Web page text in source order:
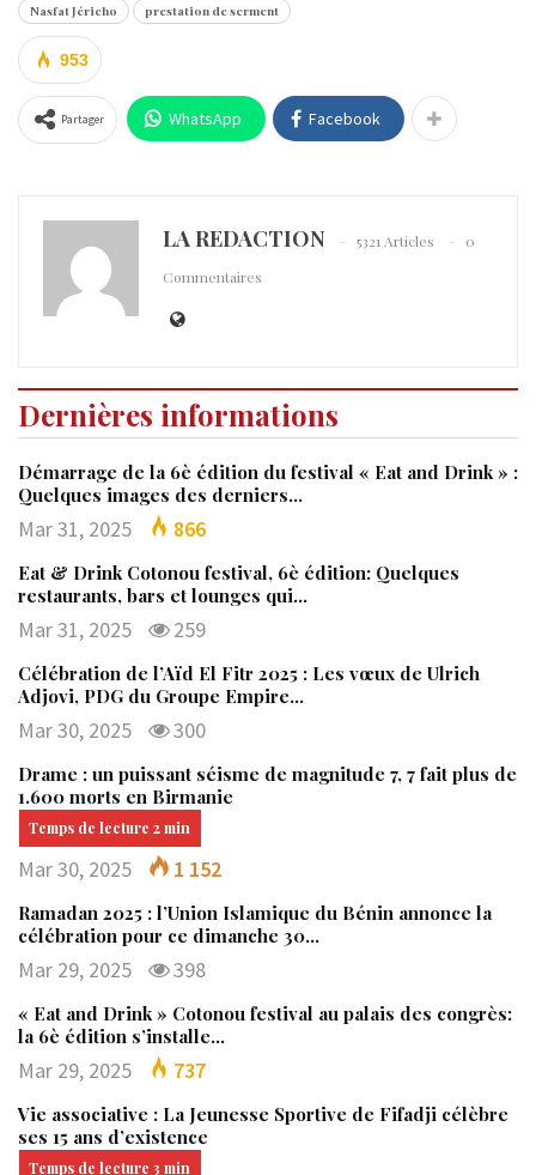
Nasfat Jéricho
prestation de serment
953
Partager WhatsApp Facebook
LA REDACTION 5321 Articles
0
Commentaires
Dernières informations
Démarrage de la 6è édition du festival « Eat and Drink » :
Quelques images des derniers…
Mar 31, 2025 866
Eat & Drink Cotonou festival, 6è édition: Quelques
restaurants, bars et lounges qui…
Mar 31, 2025 259
Célébration de l’Aïd El Fitr 2025 : Les vœux de Ulrich
Adjovi, PDG du Groupe Empire…
Mar 30, 2025 300
Drame : un puissant séisme de magnitude 7, 7 fait plus de
1.600 morts en Birmanie
Mar 30, 2025 1 152
Ramadan 2025 : l’Union Islamique du Bénin annonce la
célébration pour ce dimanche 30…
Mar 29, 2025 398
« Eat and Drink » Cotonou festival au palais des congrès:
la 6è édition s’installe…
Mar 29, 2025 737
Vie associative : La Jeunesse Sportive de Fifadji célèbre
ses 15 ans d’existence